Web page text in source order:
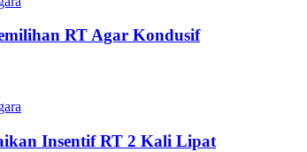
RT Agar Kondusif
Insentif RT 2 Kali Lipat